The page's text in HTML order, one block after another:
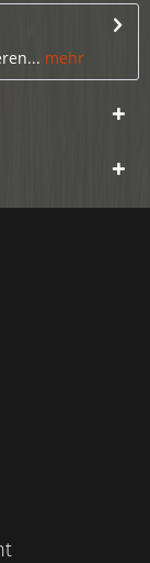
mehr